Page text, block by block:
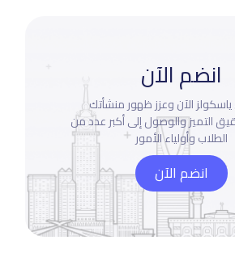
انضم الآن
الآن وعزز ظهور منشأتك
التميز والوصول إلى أكبر عدد من
الطلاب وأولياء الأمور
انضم الآن